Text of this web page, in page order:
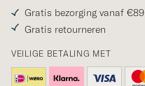
Gratis bezorging vanaf €89
Gratis retourneren
VEILIGE BETALING MET